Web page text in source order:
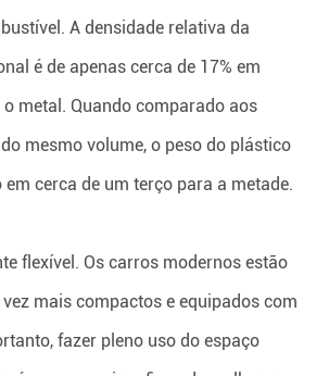
A densidade relativa da
é de apenas cerca de 17% em
metal. Quando comparado aos
mesmo volume, o peso do plástico
em cerca de um terço para a metade.
flexível. Os carros modernos estão
mais compactos e equipados com
fazer pleno uso do espaço